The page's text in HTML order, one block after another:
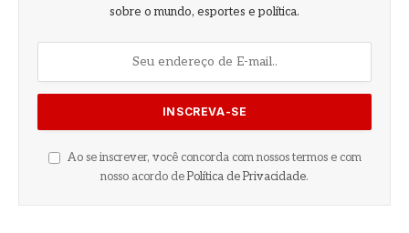
sobre o mundo, esportes e política.
Ao se inscrever, você concorda com nossos termos e com
nosso acordo de Política de Privacidade.